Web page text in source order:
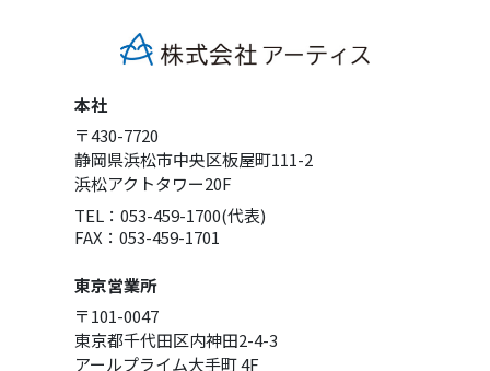
本社
〒430-7720
静岡県浜松市中央区板屋町111-2
浜松アクトタワー20F
TEL：053-459-1700(代表)
FAX：053-459-1701
東京営業所
〒101-0047
東京都千代田区内神田2-4-3
アールプライム大手町 4F